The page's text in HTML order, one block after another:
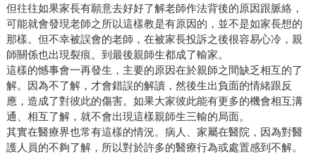
但往往如果家長有願意去好好了解老師作法背後的原因跟脈絡，
可能就會發現老師之所以這樣教是有原因的，並不是如家長想的
那樣。但不幸被誤會的老師，在被家長投訴之後很容易心冷，親
師關係也出現裂痕。到最後親師生都成了輸家。
這樣的憾事會一再發生，主要的原因在於親師之間缺乏相互的了
解。因為不了解，才會錯誤的解讀，然後生出負面的情緒跟反
應，造成了對彼此的傷害。如果大家彼此能有更多的機會相互溝
通、相互了解，就不會出現這樣親師生三輸的局面。
其實在醫療界也常有這樣的情況。病人、家屬在醫院，因為對醫
護人員的不夠了解，所以對於許多的醫療行為或處置感到不解。